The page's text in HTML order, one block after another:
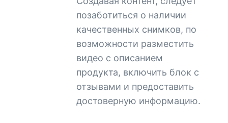
позаботиться о наличии
качественных снимков, по
возможности разместить
видео с описанием
продукта, включить блок с
отзывами и предоставить
достоверную информацию.